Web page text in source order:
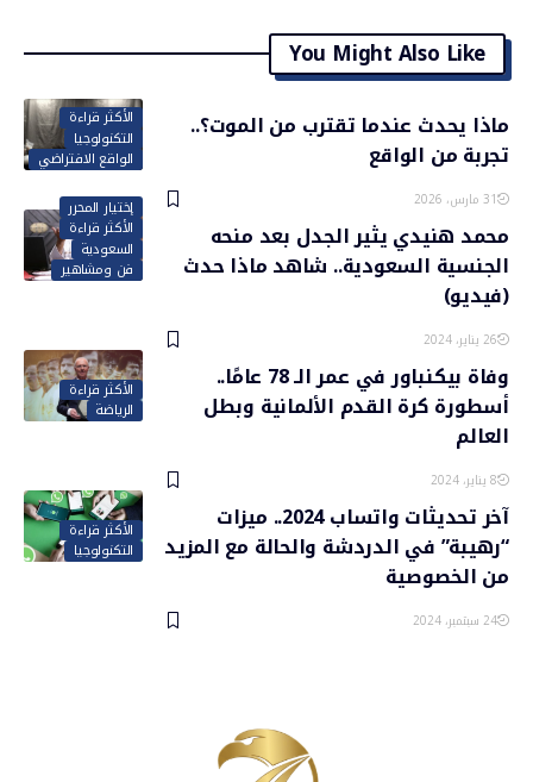
You Might Also Like
الأكثر قراءة
التكنولوجيا
الواقع الافتراضي
ماذا يحدث عندما تقترب من الموت؟..
تجربة من الواقع
31 مارس، 2026
إختيار المحرر
الأكثر قراءة
السعودية
فن ومشاهير
محمد هنيدي يثير الجدل بعد منحه
الجنسية السعودية.. شاهد ماذا حدث
(فيديو)
26 يناير، 2024
الأكثر قراءة
الرياضة
وفاة بيكنباور في عمر الـ 78 عامًا..
أسطورة كرة القدم الألمانية وبطل
العالم
8 يناير، 2024
الأكثر قراءة
التكنولوجيا
آخر تحديثات واتساب 2024.. ميزات
“رهيبة” في الدردشة والحالة مع المزيد
من الخصوصية
24 سبتمبر، 2024